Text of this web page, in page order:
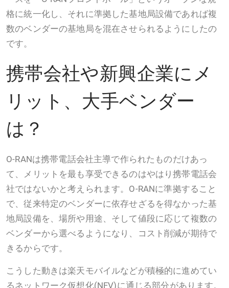
格に統一化し、それに準拠した基地局設備であれば複
数のベンダーの基地局を混在させられるようにしたの
です。
携帯会社や新興企業にメ
リット、大手ベンダー
は？
O-RANは携帯電話会社主導で作られたものだけあっ
て、メリットを最も享受できるのはやはり携帯電話会
社ではないかと考えられます。O-RANに準拠すること
で、従来特定のベンダーに依存せざるを得なかった基
地局設備を、場所や用途、そして値段に応じて複数の
ベンダーから選べるようになり、コスト削減が期待で
きるからです。
こうした動きは楽天モバイルなどが積極的に進めてい
るネットワーク仮想化(NFV)に通じる部分があります。